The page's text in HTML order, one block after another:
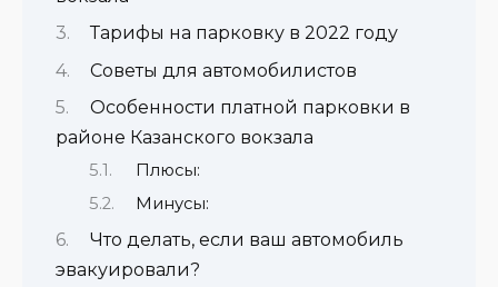
Тарифы на парковку в 2022 году
Советы для автомобилистов
Особенности платной парковки в
районе Казанского вокзала
Плюсы:
Минусы:
Что делать, если ваш автомобиль
эвакуировали?